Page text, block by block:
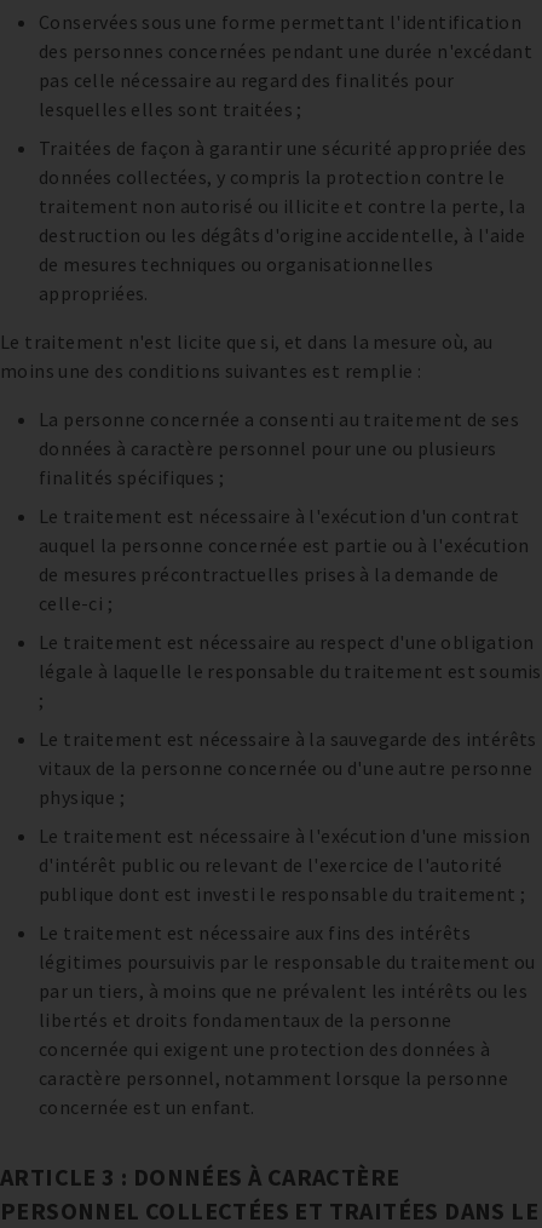
Conservées sous une forme permettant l'identification
des personnes concernées pendant une durée n'excédant
pas celle nécessaire au regard des finalités pour
lesquelles elles sont traitées ;
Traitées de façon à garantir une sécurité appropriée des
données collectées, y compris la protection contre le
traitement non autorisé ou illicite et contre la perte, la
destruction ou les dégâts d'origine accidentelle, à l'aide
de mesures techniques ou organisationnelles
appropriées.
Le traitement n'est licite que si, et dans la mesure où, au
moins une des conditions suivantes est remplie :
La personne concernée a consenti au traitement de ses
données à caractère personnel pour une ou plusieurs
finalités spécifiques ;
Le traitement est nécessaire à l'exécution d'un contrat
auquel la personne concernée est partie ou à l'exécution
de mesures précontractuelles prises à la demande de
celle-ci ;
Le traitement est nécessaire au respect d'une obligation
légale à laquelle le responsable du traitement est soumis
;
Le traitement est nécessaire à la sauvegarde des intérêts
vitaux de la personne concernée ou d'une autre personne
physique ;
Le traitement est nécessaire à l'exécution d'une mission
d'intérêt public ou relevant de l'exercice de l'autorité
publique dont est investi le responsable du traitement ;
Le traitement est nécessaire aux fins des intérêts
légitimes poursuivis par le responsable du traitement ou
par un tiers, à moins que ne prévalent les intérêts ou les
libertés et droits fondamentaux de la personne
concernée qui exigent une protection des données à
caractère personnel, notamment lorsque la personne
concernée est un enfant.
ARTICLE 3 : DONNÉES À CARACTÈRE
PERSONNEL COLLECTÉES ET TRAITÉES DANS LE